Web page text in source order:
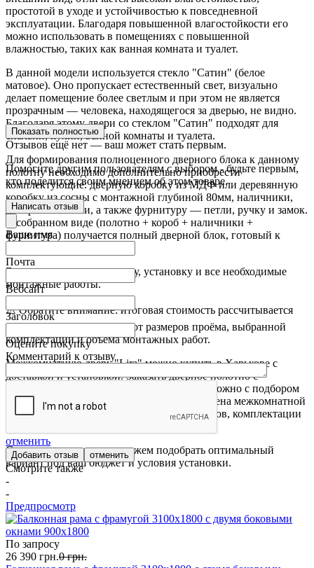
простотой в уходе и устойчивостью к повседневной
эксплуатации. Благодаря повышенной влагостойкости его
можно использовать в помещениях с повышенной
влажностью, таких как ванная комната и туалет.
В данной модели используется стекло "Сатин" (белое
матовое). Оно пропускает естественный свет, визуально
делает помещение более светлым и при этом не является
прозрачным — человека, находящегося за дверью, не видно.
Благодаря этому двери со стеклом "Сатин" подходят для
спальни, кухни, ванной комнаты и туалета.
Для формирования полноценного дверного блока к данному
полотну необходимо дополнительно приобрести
комплектующие: дверную коробку из МДФ или деревянную
коробку из сосны с монтажной глубиной 80мм, наличники,
доборные планки, а также фурнитуру — петли, ручку и замок.
В собранном виде (полотно + короб + наличники +
фурнитура) получается полный дверной блок, готовый к
Выполняем замер, доставку, установку и все необходимые
монтажные работы.
⚠️ Обратите внимание: итоговая стоимость рассчитывается
индивидуально и зависит от размеров проёма, выбранной
комплектации и объёма монтажных работ.
Межкомнатную дверь "Lira" можно купить в Харькове с
доставкой и установкой. Заказать дверное полотно с
покрытием ПВХ в цвете "Дуб Обычный" можно с подбором
полной комплектации под дверной блок. Цена межкомнатной
двери "KDF" зависит от выбранных размеров, комплектации
Свяжитесь с нами — поможем подобрать оптимальный
вариант под ваш бюджет и условия установки.
Показать полностью
Отзывов ещё нет — ваш может стать первым.
Помогите другим пользователям с выбором - будьте первым,
кто поделится своим мнением об этом товаре.
Написать отзыв
Ваше имя
Почта
Вебсайт
Заголовок
Оцените покупку
Комментарий к отзыву
отменить
отменить
Смотрите также
-
-
Предпросмотр
По запросу
26 390 грн.0 грн.